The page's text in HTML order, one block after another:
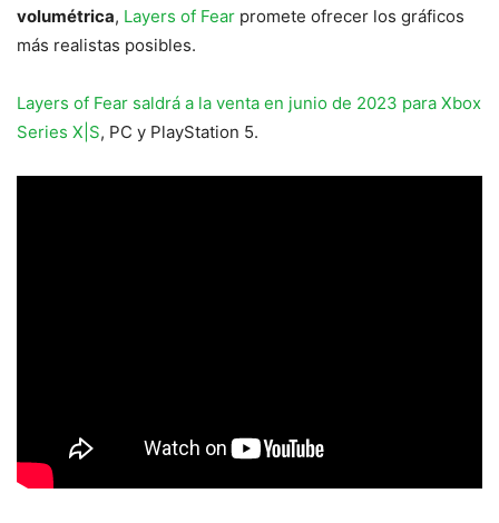
volumétrica, Layers of Fear promete ofrecer los gráficos
más realistas posibles.
Layers of Fear saldrá a la venta en junio de 2023 para Xbox
Series X|S, PC y PlayStation 5.